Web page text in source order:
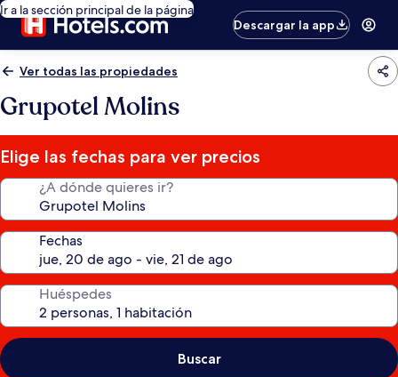
Ir a la sección principal de la página
Descargar la app
Ver todas las propiedades
Grupotel Molins
Elige las fechas para ver precios
¿A dónde quieres ir?
Fechas
Huéspedes
Buscar